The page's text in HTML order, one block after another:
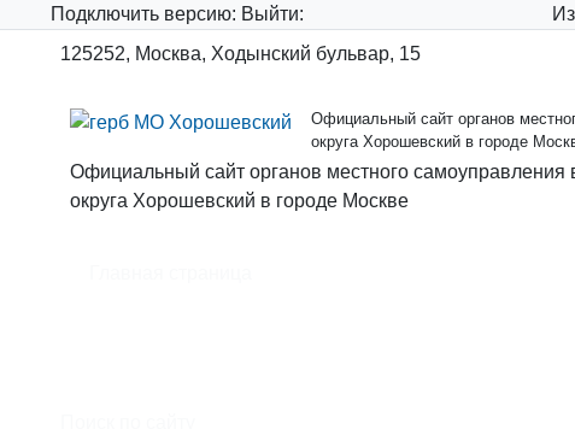
Подключить версию: Выйти:
125252, Москва, Ходынский бульвар, 15
Официальный сайт органов
округа Хорошевский в городе
Официальный сайт органов местного самоуправления
округа Хорошевский в городе Москве